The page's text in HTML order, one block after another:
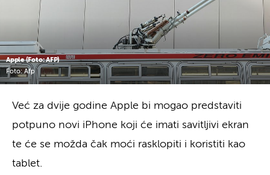
Apple (Foto: AFP)
Foto: Afp
Već za dvije godine Apple bi mogao predstaviti
potpuno novi iPhone koji će imati savitljivi ekran
te će se možda čak moći rasklopiti i koristiti kao
tablet.